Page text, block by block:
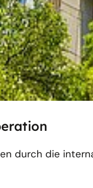
durch die